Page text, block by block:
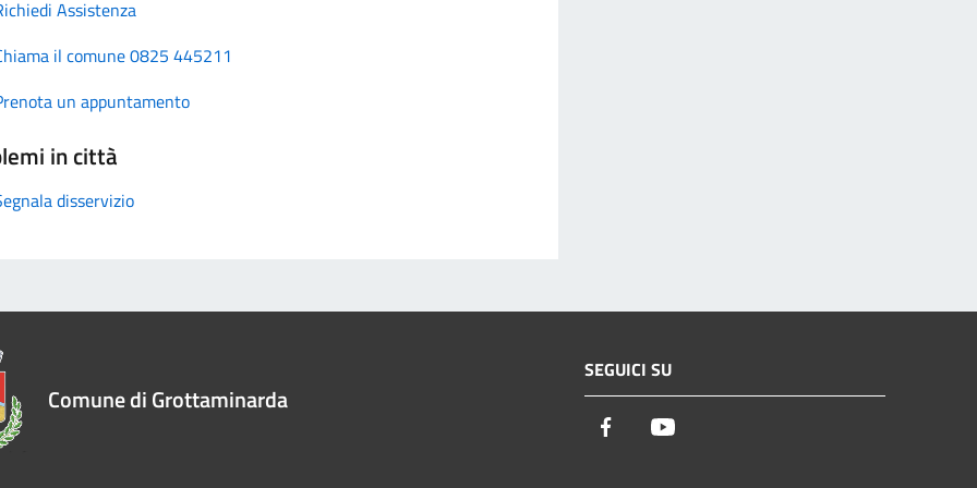
Assistenza
il comune 0825 445211
un appuntamento
in città
disservizio
Comune di Grottaminarda
SEGUICI SU
Facebook